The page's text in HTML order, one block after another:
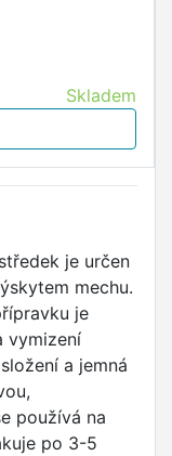
Skladem
je určen
mechu.
je
vymizení
a jemná
používá na
po 3-5